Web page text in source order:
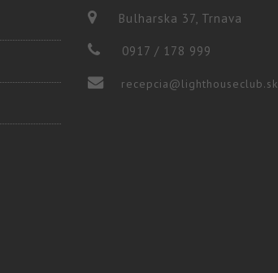
Bulharska 37, Trnava
0917 / 178 999
recepcia@lighthouseclub.sk